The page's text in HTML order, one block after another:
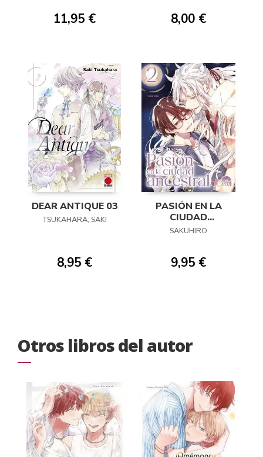
11,95 € 8,00 €
DEAR ANTIQUE 03
TSUKAHARA, SAKI
8,95 €
PASIÓN EN LA
CIUDAD
ANCESTRAL 02
SAKUHIRO
9,95 €
Otros libros del autor